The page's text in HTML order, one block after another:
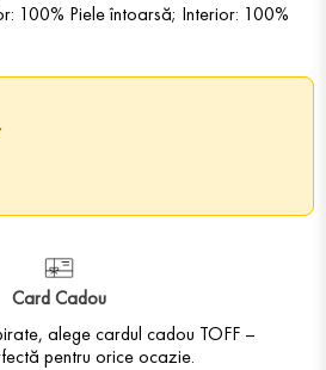
100% Piele întoarsă; Interior: 100%
Card Cadou
alege cardul cadou TOFF –
pentru orice ocazie.